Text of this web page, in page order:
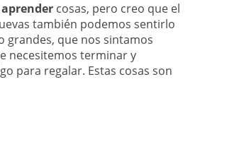
aprender cosas, pero creo que el
también podemos sentirlo
grandes, que nos sintamos
necesitemos terminar y
para regalar. Estas cosas son